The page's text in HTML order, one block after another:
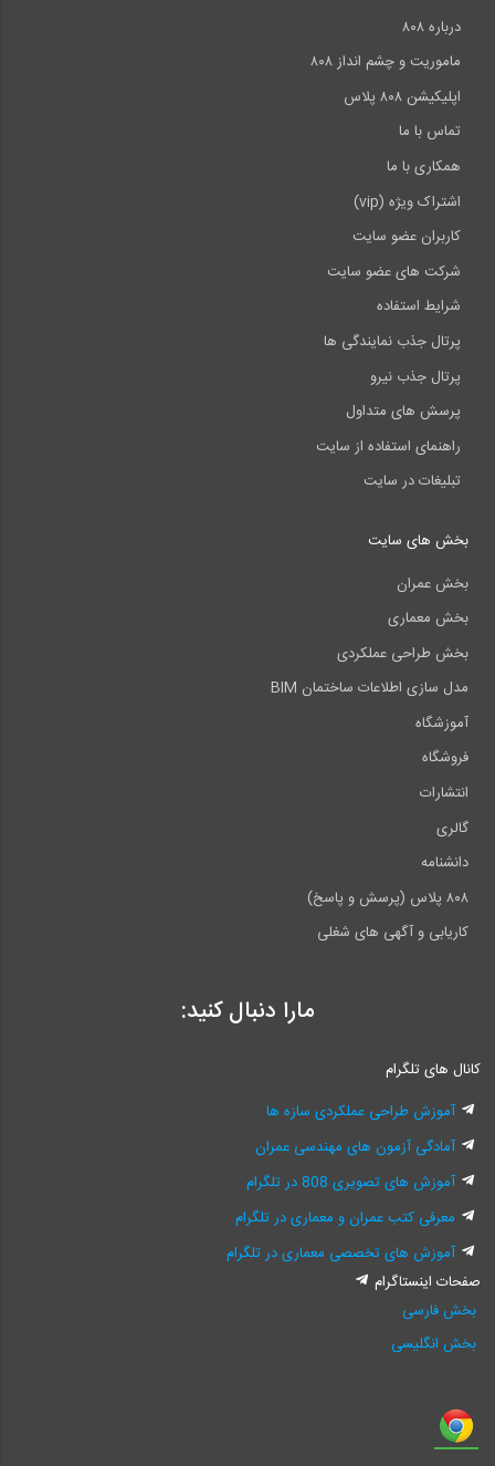
درباره ۸۰۸
ماموریت و چشم انداز ۸۰۸
اپلیکیشن ۸۰۸ پلاس
تماس با ما
همکاری با ما
اشتراک ویژه (vip)
کاربران عضو سایت
شرکت های عضو سایت
شرایط استفاده
پرتال جذب نمایندگی ها
پرتال جذب نیرو
پرسش های متداول
راهنمای استفاده از سایت
تبلیغات در سایت
بخش های سایت
بخش عمران
بخش معماری
بخش طراحی عملکردی
مدل سازی اطلاعات ساختمان BIM
آموزشگاه
فروشگاه
انتشارات
گالری
دانشنامه
۸۰۸ پلاس (پرسش و پاسخ)
کاریابی و آگهی های شغلی
مارا دنبال کنید:
کانال های تلگرام
آموزش طراحی عملکردی سازه ها
آمادگی آزمون های مهندسی عمران
آموزش های تصویری 808 در تلگرام
معرفی کتب عمران و معماری در تلگرام
آموزش های تخصصی معماری در تلگرام
صفحات اینستاگرام
بخش فارسی
بخش انگلیسی